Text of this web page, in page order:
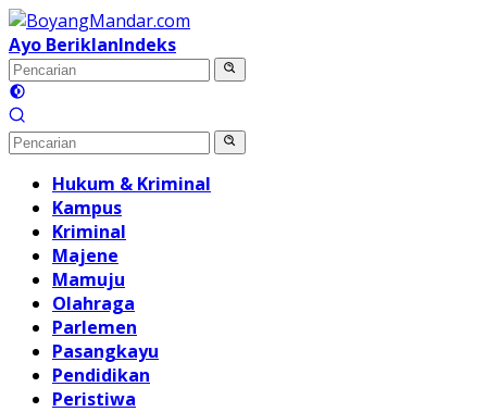
Langsung
ke
konten
Ayo BeriklanIndeks
Hukum & Kriminal
Kampus
Kriminal
Majene
Mamuju
Olahraga
Parlemen
Pasangkayu
Pendidikan
Peristiwa